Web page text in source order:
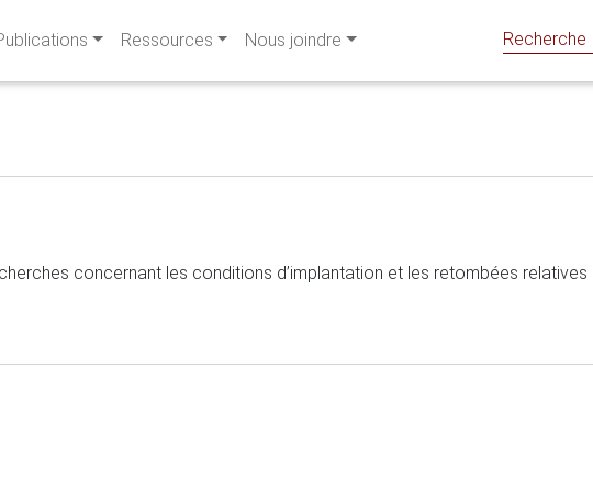
Ressources Nous joindre
concernant les conditions d’implantation et les retombées relatives